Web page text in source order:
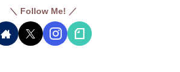
＼ Follow Me! ／